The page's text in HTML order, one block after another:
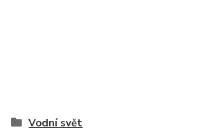
Vodní svět